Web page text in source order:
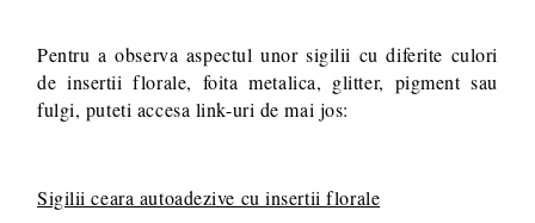
Pentru a observa aspectul unor sigilii cu diferite culori
de insertii florale, foita metalica, glitter, pigment sau
fulgi, puteti accesa link-uri de mai jos:
Sigilii ceara autoadezive cu insertii florale